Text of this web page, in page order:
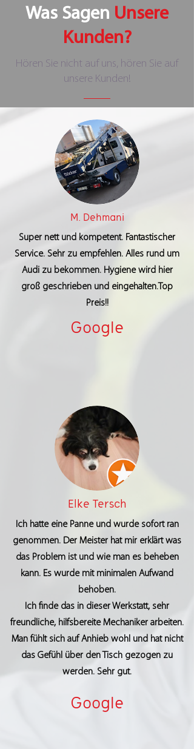
Was Sagen Unsere
Kunden?
Hören Sie nicht auf uns, hören Sie auf
unsere Kunden!
M. Dehmani
Super nett und kompetent. Fantastischer
Service. Sehr zu empfehlen. Alles rund um
Audi zu bekommen. Hygiene wird hier
groß geschrieben und eingehalten.Top
Preis!!
Google
Elke Tersch
Ich hatte eine Panne und wurde sofort ran
genommen. Der Meister hat mir erklärt was
das Problem ist und wie man es beheben
kann. Es wurde mit minimalen Aufwand
behoben.
Ich finde das in dieser Werkstatt, sehr
freundliche, hilfsbereite Mechaniker arbeiten.
Man fühlt sich auf Anhieb wohl und hat nicht
das Gefühl über den Tisch gezogen zu
werden. Sehr gut.
Google